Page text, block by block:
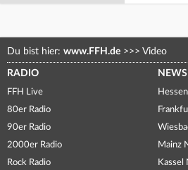
Du bist hier: www.FFH.de >>> Video
RADIO
FFH Live
80er Radio
90er Radio
2000er Radio
Rock Radio
NEWS
Mainz
Kassel